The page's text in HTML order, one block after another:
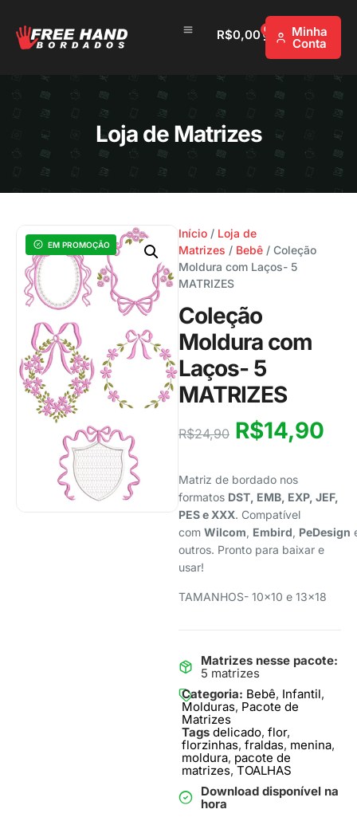
R$0,00 0 Minha
Conta
Loja de Matrizes
EM PROMOÇÃO
Início / Loja de
Matrizes / Bebê / Coleção
Moldura com Laços- 5
MATRIZES
Coleção
Moldura com
Laços- 5
MATRIZES
R$24,90 R$14,90
Matriz de bordado nos
formatos DST, EMB, EXP, JEF,
PES e XXX. Compatível
com Wilcom, Embird, PeDesign
outros. Pronto para baixar e
usar!
TAMANHOS- 10×10 e 13×18
Matrizes nesse pacote:
5 matrizes
Categoria: Bebê, Infantil,
Molduras, Pacote de
Matrizes
Tags delicado, flor,
florzinhas, fraldas, menina,
moldura, pacote de
matrizes, TOALHAS
Download disponível na
hora